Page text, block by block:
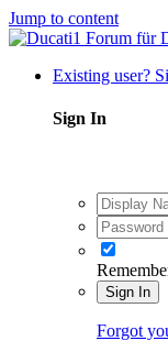
Jump to content
Existing user?
Sign In
Sign In
Forgot